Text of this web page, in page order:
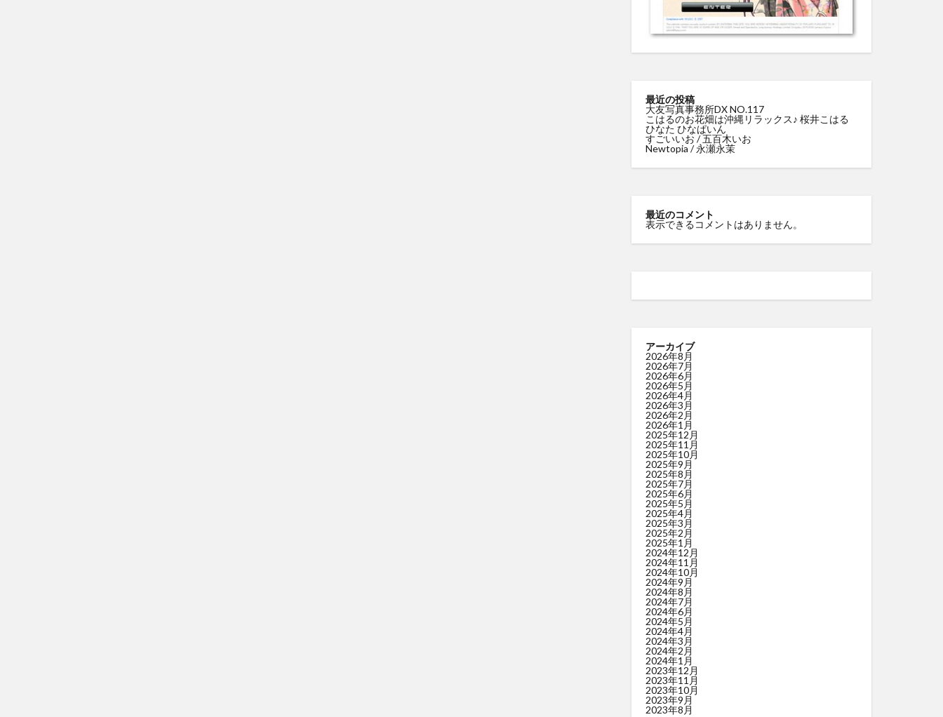
最近の投稿
大友写真事務所DX NO.117
こはるのお花畑は沖縄リラックス♪ 桜井こはる
ひなた ひなぱいん
すごいいお / 五百木いお
Newtopia / 永瀬永茉
最近のコメント
表示できるコメントはありません。
アーカイブ
2026年8月
2026年7月
2026年6月
2026年5月
2026年4月
2026年3月
2026年2月
2026年1月
2025年12月
2025年11月
2025年10月
2025年9月
2025年8月
2025年7月
2025年6月
2025年5月
2025年4月
2025年3月
2025年2月
2025年1月
2024年12月
2024年11月
2024年10月
2024年9月
2024年8月
2024年7月
2024年6月
2024年5月
2024年4月
2024年3月
2024年2月
2024年1月
2023年12月
2023年11月
2023年10月
2023年9月
2023年8月